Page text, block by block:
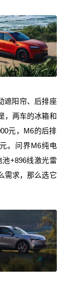
遮阳帘、后排座
，两车的冰箱和
元，M6的后排
。问界M6纯电
+896线激光雷
需求，那么选它